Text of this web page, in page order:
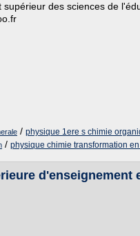
des sciences de
/ physique 1ere s chimie
/ physique chimie transformation
d'enseignement